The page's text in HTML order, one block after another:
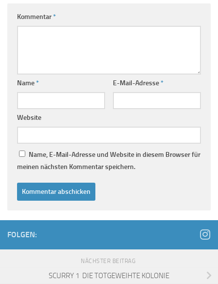
Kommentar*
Name* E-Mail-Adresse*
Website
Name, E-Mail-Adresse und Website in diesem Browser für
meinen nächsten Kommentar speichern.
FOLGEN:
NÄCHSTER BEITRAG
SCURRY 1 DIE TOTGEWEIHTE KOLONIE